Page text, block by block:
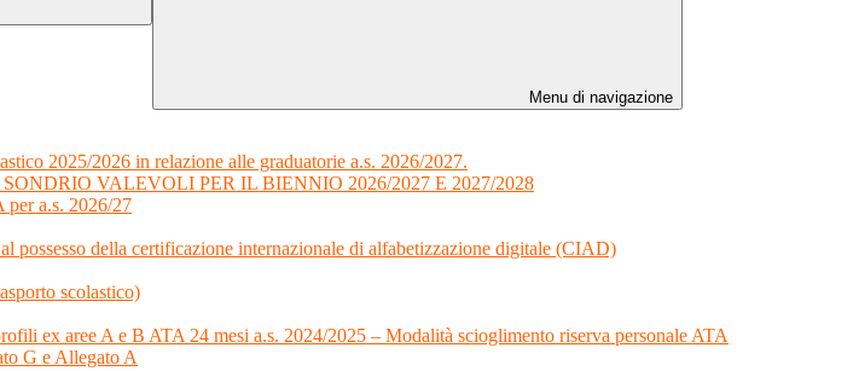
Menu di navigazione
2025/2026 in relazione alle graduatorie a.s. 2026/2027.
VALEVOLI PER IL BIENNIO 2026/2027 E 2027/2028
per a.s. 2026/27
della certificazione internazionale di alfabetizzazione digitale (CIAD)
scolastico)
ex aree A e B ATA 24 mesi a.s. 2024/2025 – Modalità scioglimento riserva personale ATA
G e Allegato A